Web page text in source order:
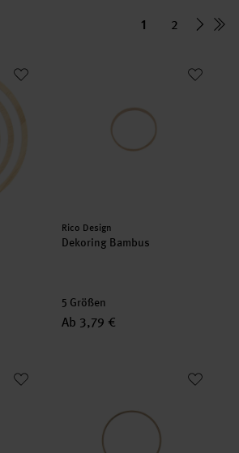
1 2
Hersteller:
Rico Design
Dekoring Bambus
5 Größen
Ab 3,79 €